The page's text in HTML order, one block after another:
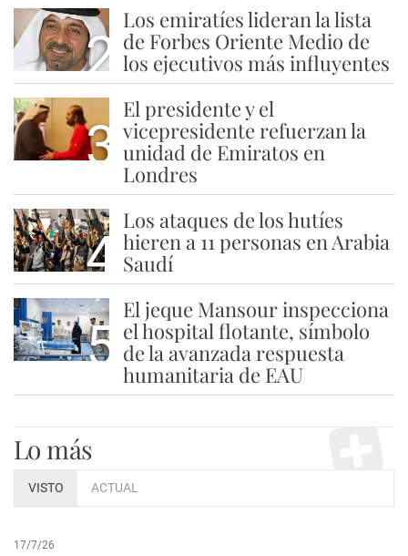
2
Los emiratíes lideran la lista
de Forbes Oriente Medio de
los ejecutivos más influyentes
3
El presidente y el
vicepresidente refuerzan la
unidad de Emiratos en
Londres
4
Los ataques de los hutíes
hieren a 11 personas en Arabia
Saudí
5
El jeque Mansour inspecciona
el hospital flotante, símbolo
de la avanzada respuesta
humanitaria de EAU
Lo más
VISTO ACTUAL
17/7/26